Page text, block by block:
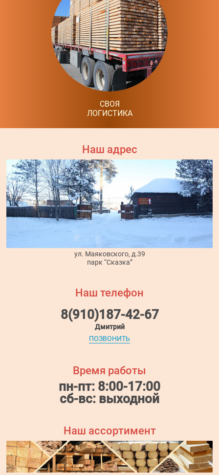
СВОЯ
ЛОГИСТИКА
Наш адрес
ул. Маяковского, д.39
парк “Сказка”
Наш телефон
8(910)187-42-67
Дмитрий
ПОЗВОНИТЬ
Время работы
пн-пт: 8:00-17:00
сб-вс: выходной
Наш ассортимент